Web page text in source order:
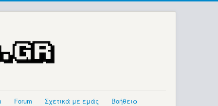
Forum Σχετικά με εμάς Βοήθεια